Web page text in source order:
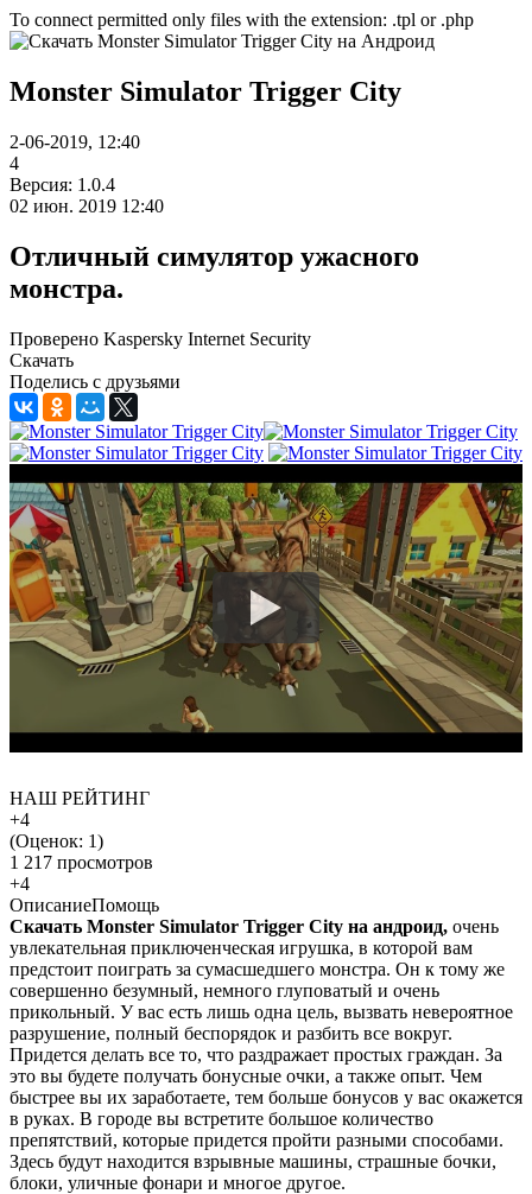
To connect permitted only files with the extension: .tpl or .php
Monster Simulator Trigger City
2-06-2019, 12:40
4
Версия: 1.0.4
02 июн. 2019 12:40
Отличный симулятор ужасного
монстра.
Проверено Kaspersky Internet Security
Скачать
Поделись с друзьями
НАШ РЕЙТИНГ
+4
(Оценок: 1)
1 217 просмотров
+4
ОписаниеПомощь
Скачать Monster Simulator Trigger City на андроид, очень
увлекательная приключенческая игрушка, в которой вам
предстоит поиграть за сумасшедшего монстра. Он к тому же
совершенно безумный, немного глуповатый и очень
прикольный. У вас есть лишь одна цель, вызвать невероятное
разрушение, полный беспорядок и разбить все вокруг.
Придется делать все то, что раздражает простых граждан. За
это вы будете получать бонусные очки, а также опыт. Чем
быстрее вы их заработаете, тем больше бонусов у вас окажется
в руках. В городе вы встретите большое количество
препятствий, которые придется пройти разными способами.
Здесь будут находится взрывные машины, страшные бочки,
блоки, уличные фонари и многое другое.